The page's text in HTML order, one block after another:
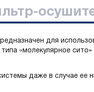
для
«молекулярное
даже в случае ее